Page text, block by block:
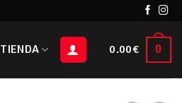
TIENDA 0.00€ 0